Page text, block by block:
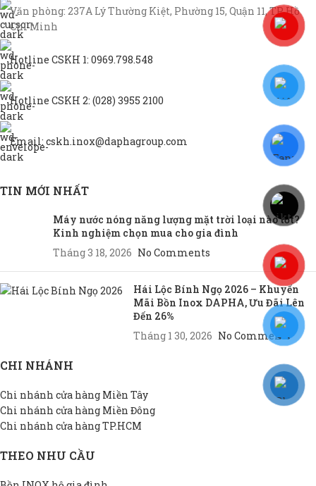
Văn phòng: 237A Lý Thường Kiệt, Phường 15, Quận 11, TP Hồ
Chí Minh
Hotline CSKH 1: 0969.798.548
Hotline CSKH 2: (028) 3955 2100
Email: cskh.inox@daphagroup.com
TIN MỚI NHẤT
Máy nước nóng năng lượng mặt trời loại nào tốt?
Kinh nghiệm chọn mua cho gia đình
Tháng 3 18, 2026 No Comments
Hái Lộc Bính Ngọ 2026 – Khuyến
Mãi Bồn Inox DAPHA, Ưu Đãi Lên
Đến 26%
Tháng 1 30, 2026 No Comments
CHI NHÁNH
Chi nhánh cửa hàng Miền Tây
Chi nhánh cửa hàng Miền Đông
Chi nhánh cửa hàng TP.HCM
THEO NHU CẦU